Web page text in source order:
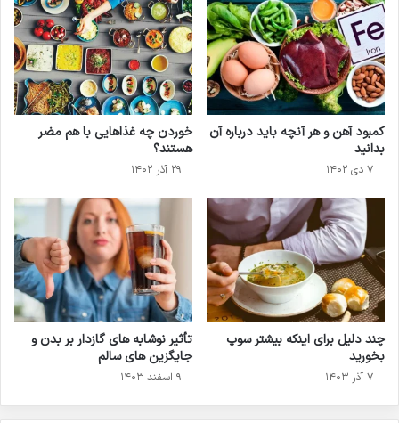
کمبود آهن و هر آنچه باید درباره آن
بدانید
۷ دی ۱۴۰۲
خوردن چه غذاهایی با هم مضر
هستند؟
۲۹ آذر ۱۴۰۲
چند دلیل برای اینکه بیشتر سوپ
بخورید
۷ آذر ۱۴۰۳
تأثیر نوشابه های گازدار بر بدن و
جایگزین های سالم
۹ اسفند ۱۴۰۳